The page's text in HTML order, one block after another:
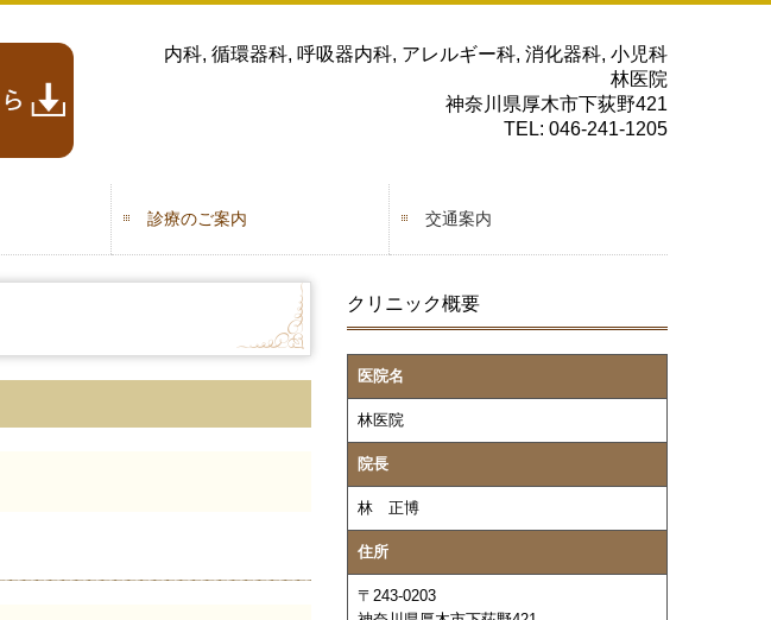
内科, 循環器科, 呼吸器内科, アレルギー科, 消化器科, 小児科
林医院
神奈川県厚木市下荻野421
TEL: 046-241-1205
診療のご案内 交通案内
クリニック概要
医院名
林医院
院長
林 正博
住所
〒243-0203